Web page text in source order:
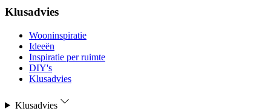
Klusadvies
Wooninspiratie
Ideeën
Inspiratie per ruimte
DIY's
Klusadvies
Klusadvies